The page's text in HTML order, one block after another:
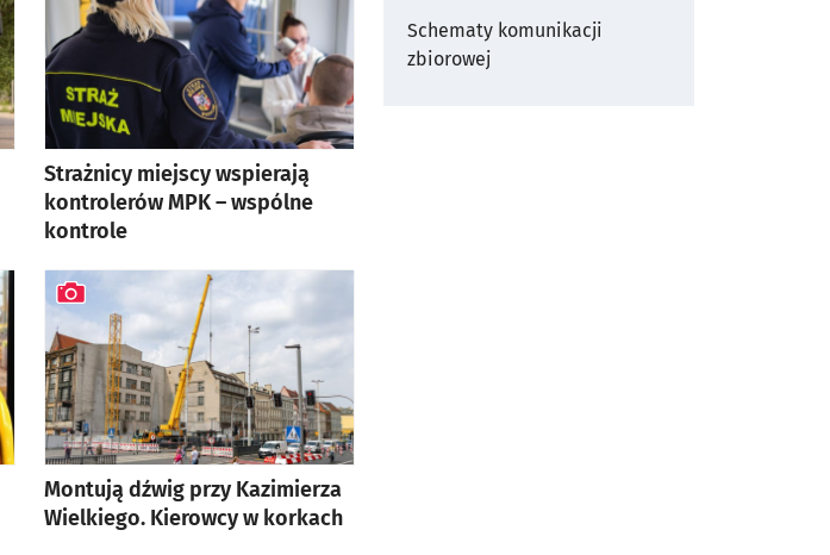
Strażnicy miejscy wspierają
kontrolerów MPK – wspólne
kontrole
Montują dźwig przy Kazimierza
Wielkiego. Kierowcy w korkach
Schematy komunikacji
zbiorowej